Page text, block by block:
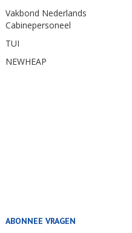
Vakbond Nederlands
Cabinepersoneel
TUI
NEWHEAP
ABONNEE VRAGEN